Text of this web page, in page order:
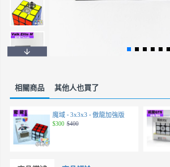
相關商品 其他人也買了
魔域 - 3x3x3 - 傲龍加強版
$300 $400